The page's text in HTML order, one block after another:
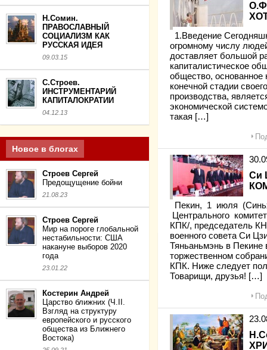
Н.Сомин.
ПРАВОСЛАВНЫЙ
СОЦИАЛИЗМ КАК
РУССКАЯ ИДЕЯ
09.03.15
С.Строев.
ИНСТРУМЕНТАРИЙ
КАПИТАЛОКРАТИИ
04.12.13
Новое в блогах
Строев Сергей
Предощущение бойни
21.08.23
Строев Сергей
Мир на пороге глобальной
нестабильности: США
накануне выборов 2020
года
23.01.22
Костерин Андрей
Царство ближних (Ч.II.
Взгляд на структуру
европейского и русского
общества из Ближнего
Востока)
1.Введение
огромному числу
доставляет большой
капиталистическое
общество, основанное
конечной стадии
производства,
экономической
такая […]
Си
Пекин, 1 июля
Центрального
КПК/, председатель
военного совета Си
Тяньаньмэнь в
торжественном
КПК. Ниже следует
Товарищи, друзья! […]